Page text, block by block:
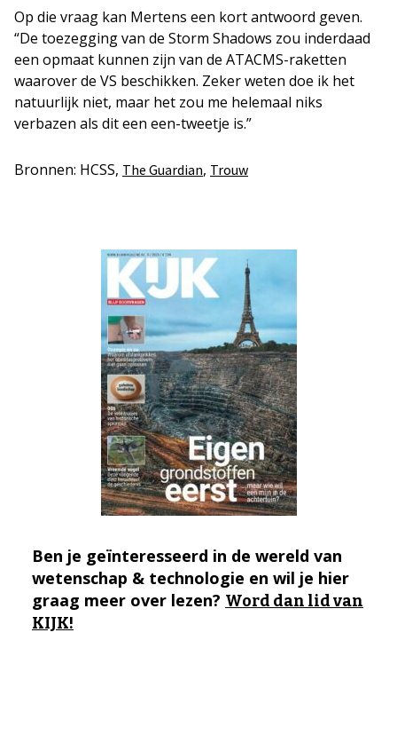
Op die vraag kan Mertens een kort antwoord geven.
“De toezegging van de Storm Shadows zou inderdaad
een opmaat kunnen zijn van de ATACMS-raketten
waarover de VS beschikken. Zeker weten doe ik het
natuurlijk niet, maar het zou me helemaal niks
verbazen als dit een een-tweetje is.”
Bronnen: HCSS, The Guardian, Trouw
Ben je geïnteresseerd in de wereld van
wetenschap & technologie en wil je hier
graag meer over lezen? Word dan lid van
KIJK!